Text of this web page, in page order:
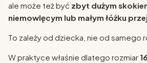
ale może też być zbyt dużym
niemowlęcym lub małym łóżku
To zależy od dziecka, nie od samego
W praktyce właśnie dlatego rozmiar